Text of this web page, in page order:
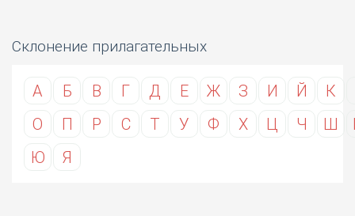
Склонение прилагательных
А Б В Г Д Е Ж З И Й К
О
П Р С Т У Ф Х Ц Ч Ш
Ю
Я